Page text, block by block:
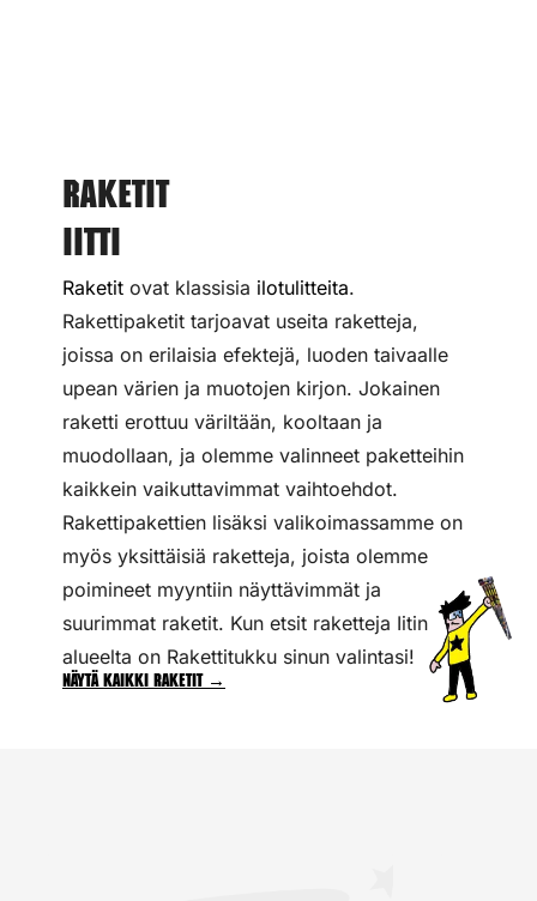
Raketit
Iitti
Raketit ovat klassisia ilotulitteita.
Rakettipaketit tarjoavat useita raketteja,
joissa on erilaisia efektejä, luoden taivaalle
upean värien ja muotojen kirjon. Jokainen
raketti erottuu väriltään, kooltaan ja
muodollaan, ja olemme valinneet paketteihin
kaikkein vaikuttavimmat vaihtoehdot.
Rakettipakettien lisäksi valikoimassamme on
myös yksittäisiä raketteja, joista olemme
poimineet myyntiin näyttävimmät ja
suurimmat raketit. Kun etsit raketteja Iitin
alueelta on Rakettitukku sinun valintasi!
Näytä kaikki raketit →